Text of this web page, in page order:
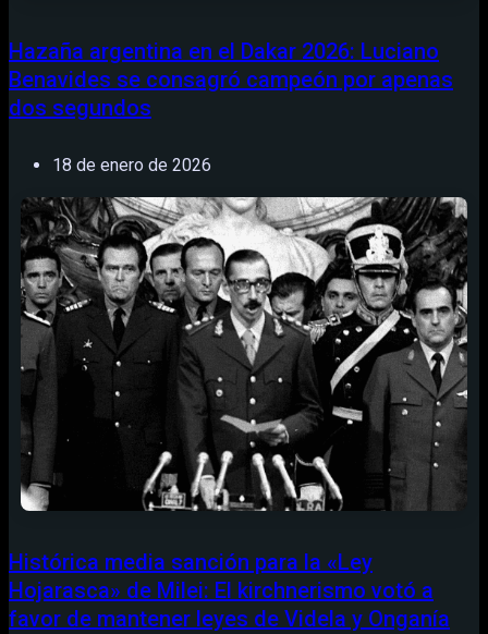
Hazaña argentina en el Dakar 2026: Luciano
Benavides se consagró campeón por apenas
dos segundos
18 de enero de 2026
Histórica media sanción para la «Ley
Hojarasca» de Milei: El kirchnerismo votó a
favor de mantener leyes de Videla y Onganía